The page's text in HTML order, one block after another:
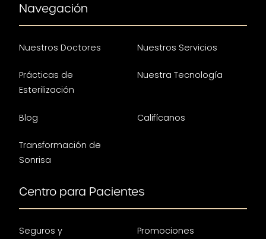
Navegación
Nuestros Doctores Nuestros Servicios
Prácticas de
Esterilización
Nuestra Tecnología
Blog Califícanos
Transformación de
Sonrisa
Centro para Pacientes
Seguros y
Promociones